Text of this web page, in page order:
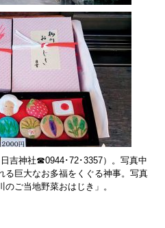
吉神社☎0944･72･3357）。写真中
る巨大なお多福をくぐる神事。写真
ご当地野菜おはじき」。